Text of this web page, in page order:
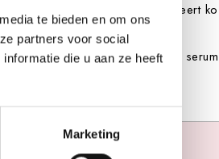
te bieden en om ons
partners voor social
die u aan ze heeft
Marketing
Dit rijke olie-serum combineert
van buitenaf.
en beter gevoed aan. Het